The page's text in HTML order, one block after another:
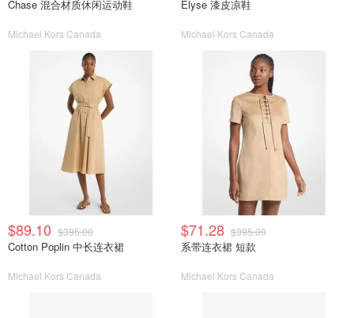
Chase 混合材质休闲运动鞋
Michael Kors Canada
Elyse 漆皮凉鞋
Michael Kors Canada
$89.10 $395.00
Cotton Poplin 中长连衣裙
Michael Kors Canada
$71.28 $395.00
系带连衣裙 短款
Michael Kors Canada